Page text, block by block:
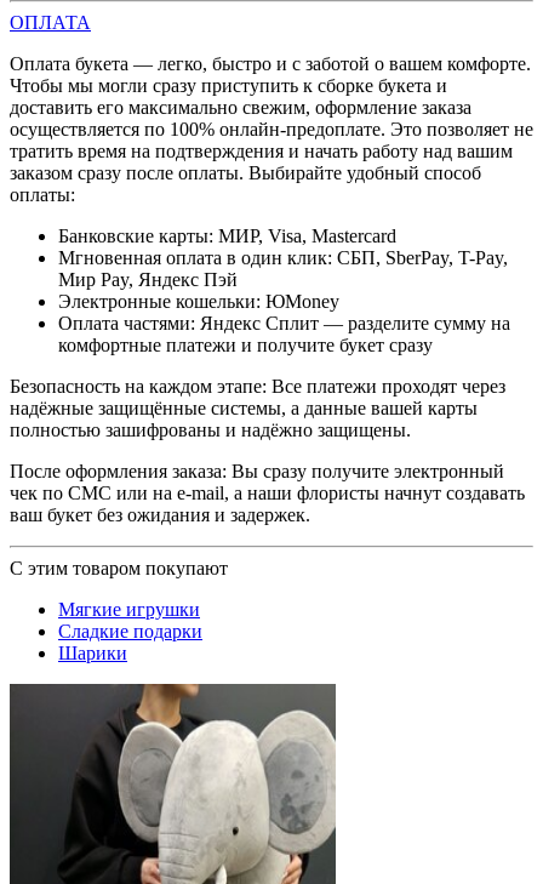
ОПЛАТА
Оплата букета — легко, быстро и с заботой о вашем комфорте.
Чтобы мы могли сразу приступить к сборке букета и
доставить его максимально свежим, оформление заказа
осуществляется по 100% онлайн-предоплате. Это позволяет не
тратить время на подтверждения и начать работу над вашим
заказом сразу после оплаты. Выбирайте удобный способ
оплаты:
Банковские карты: МИР, Visa, Mastercard
Мгновенная оплата в один клик: СБП, SberPay, T-Pay,
Мир Pay, Яндекс Пэй
Электронные кошельки: ЮMoney
Оплата частями: Яндекс Сплит — разделите сумму на
комфортные платежи и получите букет сразу
Безопасность на каждом этапе: Все платежи проходят через
надёжные защищённые системы, а данные вашей карты
полностью зашифрованы и надёжно защищены.
После оформления заказа: Вы сразу получите электронный
чек по СМС или на e-mail, а наши флористы начнут создавать
ваш букет без ожидания и задержек.
С этим товаром покупают
Мягкие игрушки
Сладкие подарки
Шарики